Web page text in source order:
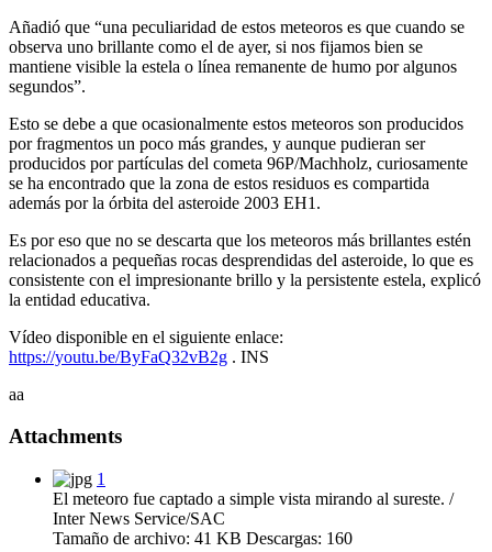
Añadió que “una peculiaridad de estos meteoros es que cuando se
observa uno brillante como el de ayer, si nos fijamos bien se
mantiene visible la estela o línea remanente de humo por algunos
segundos”.
Esto se debe a que ocasionalmente estos meteoros son producidos
por fragmentos un poco más grandes, y aunque pudieran ser
producidos por partículas del cometa 96P/Machholz, curiosamente
se ha encontrado que la zona de estos residuos es compartida
además por la órbita del asteroide 2003 EH1.
Es por eso que no se descarta que los meteoros más brillantes estén
relacionados a pequeñas rocas desprendidas del asteroide, lo que es
consistente con el impresionante brillo y la persistente estela, explicó
la entidad educativa.
Vídeo disponible en el siguiente enlace:
https://youtu.be/ByFaQ32vB2g . INS
aa
Attachments
1
El meteoro fue captado a simple vista mirando al sureste. /
Inter News Service/SAC
Tamaño de archivo: 41 KB Descargas: 160